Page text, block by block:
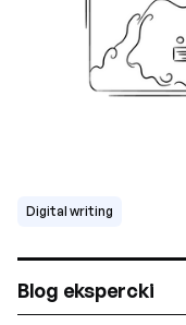
Digital writing
Blog ekspercki